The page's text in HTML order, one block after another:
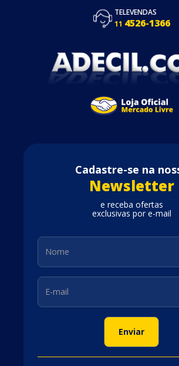
TELEVENDAS
11 4526-1366
Cadastre-se na
Newsletter
e receba ofertas
exclusivas por e-mail